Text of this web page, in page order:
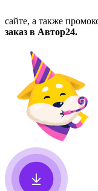
сайте, а также
заказ в Автор24.